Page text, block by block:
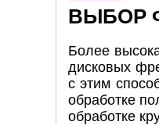
ВЫБОР
Более
дисковых
с этим
обработке
обработке